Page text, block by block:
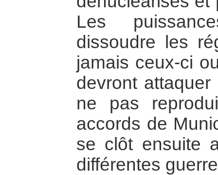
Les
dissoudre les
jamais ceux-ci
devront
ne pas
accords de
se clôt ensuite
différentes